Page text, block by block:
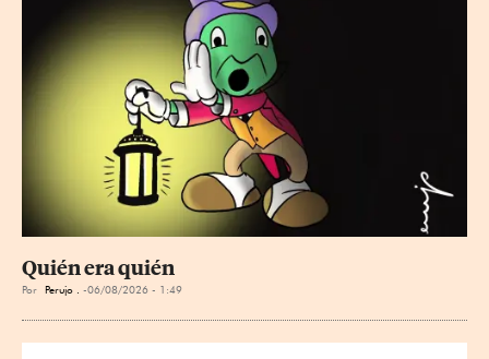
Quién era quién
Por Perujo . 06/08/2026 - 1:49